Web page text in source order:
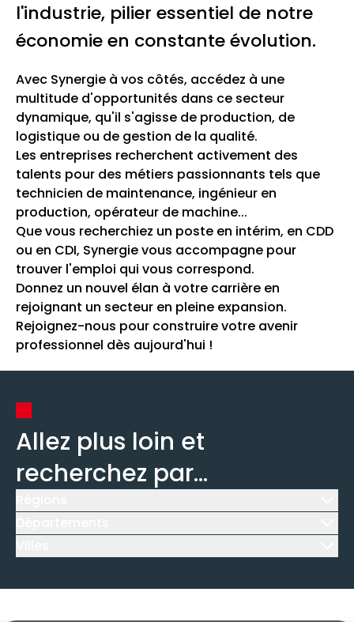
l'industrie, pilier essentiel de notre
économie en constante évolution.
Avec Synergie à vos côtés, accédez à une
multitude d'opportunités dans ce secteur
dynamique, qu'il s'agisse de production, de
logistique ou de gestion de la qualité.
Les entreprises recherchent activement des
talents pour des métiers passionnants tels que
technicien de maintenance, ingénieur en
production, opérateur de machine...
Que vous recherchiez un poste en intérim, en CDD
ou en CDI, Synergie vous accompagne pour
trouver l'emploi qui vous correspond.
Donnez un nouvel élan à votre carrière en
rejoignant un secteur en pleine expansion.
Rejoignez-nous pour construire votre avenir
professionnel dès aujourd'hui !
Allez plus loin et
recherchez par...